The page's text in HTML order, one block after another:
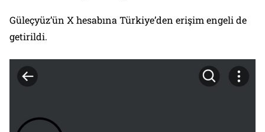
Güleçyüz’ün X hesabına Türkiye’den erişim engeli de
getirildi.